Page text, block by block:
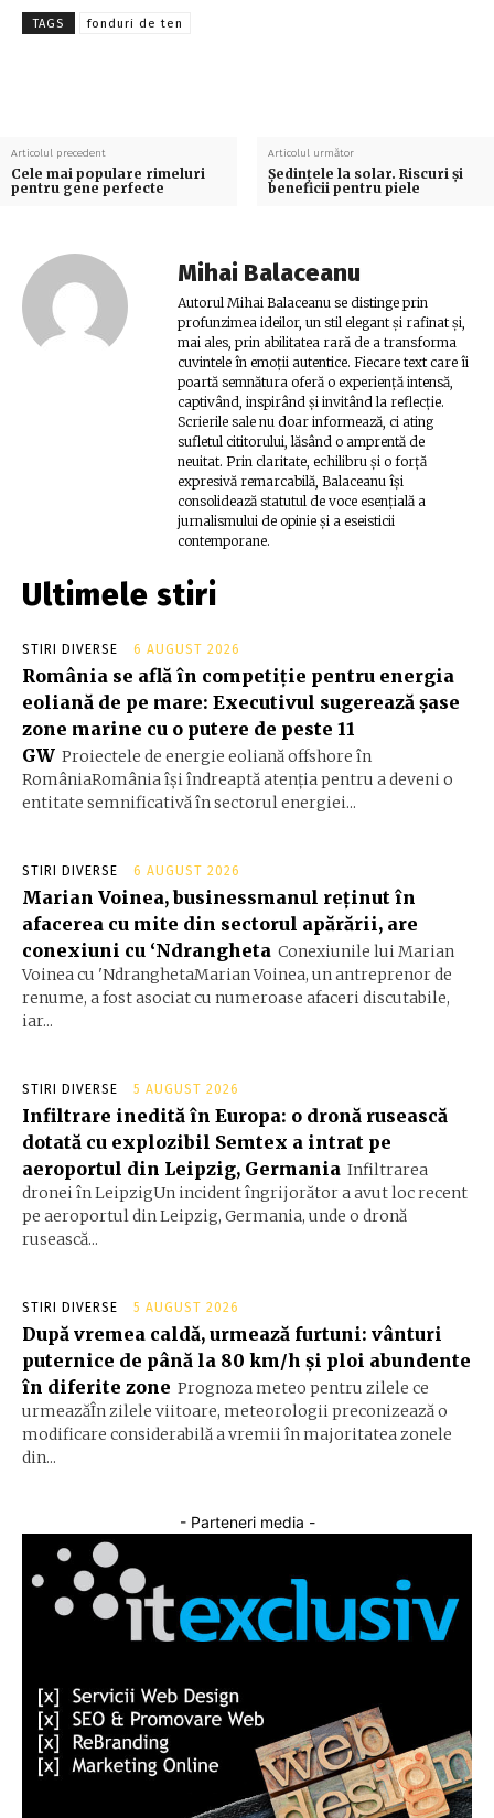
TAGS fonduri de ten
Articolul precedent
Cele mai populare rimeluri
pentru gene perfecte
Articolul următor
Ședințele la solar. Riscuri și
beneficii pentru piele
Mihai Balaceanu
Autorul Mihai Balaceanu se distinge prin
profunzimea ideilor, un stil elegant și rafinat și,
mai ales, prin abilitatea rară de a transforma
cuvintele în emoții autentice. Fiecare text care îi
poartă semnătura oferă o experiență intensă,
captivând, inspirând și invitând la reflecție.
Scrierile sale nu doar informează, ci ating
sufletul cititorului, lăsând o amprentă de
neuitat. Prin claritate, echilibru și o forță
expresivă remarcabilă, Balaceanu își
consolidează statutul de voce esențială a
jurnalismului de opinie și a eseisticii
contemporane.
Ultimele stiri
STIRI DIVERSE 6 AUGUST 2026
România se află în competiție pentru energia
eoliană de pe mare: Executivul sugerează șase
zone marine cu o putere de peste 11
GW Proiectele de energie eoliană offshore în
RomâniaRomânia își îndreaptă atenția pentru a deveni o
entitate semnificativă în sectorul energiei...
STIRI DIVERSE 6 AUGUST 2026
Marian Voinea, businessmanul reținut în
afacerea cu mite din sectorul apărării, are
conexiuni cu ‘Ndrangheta Conexiunile lui Marian
Voinea cu 'NdranghetaMarian Voinea, un antreprenor de
renume, a fost asociat cu numeroase afaceri discutabile,
iar...
STIRI DIVERSE 5 AUGUST 2026
Infiltrare inedită în Europa: o dronă rusească
dotată cu explozibil Semtex a intrat pe
aeroportul din Leipzig, Germania Infiltrarea
dronei în LeipzigUn incident îngrijorător a avut loc recent
pe aeroportul din Leipzig, Germania, unde o dronă
rusească...
STIRI DIVERSE 5 AUGUST 2026
După vremea caldă, urmează furtuni: vânturi
puternice de până la 80 km/h și ploi abundente
în diferite zone Prognoza meteo pentru zilele ce
urmeazăÎn zilele viitoare, meteorologii preconizează o
modificare considerabilă a vremii în majoritatea zonele
din...
- Parteneri media -